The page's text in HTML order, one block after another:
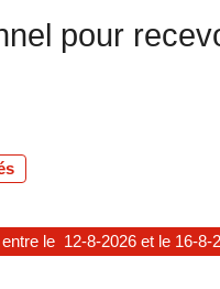
pour
entre le 12-8-2026 et le 16-8-